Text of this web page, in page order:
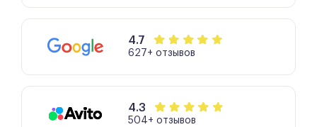
4.7
627+ отзывов
4.3
504+ отзывов